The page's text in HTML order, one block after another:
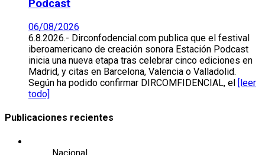
Podcast
06/08/2026
6.8.2026.- Dirconfodencial.com publica que el festival
iberoamericano de creación sonora Estación Podcast
inicia una nueva etapa tras celebrar cinco ediciones en
Madrid, y citas en Barcelona, Valencia o Valladolid.
Según ha podido confirmar DIRCOMFIDENCIAL, el [leer
todo]
Publicaciones recientes
Nacional